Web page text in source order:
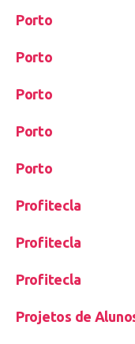
Porto
Porto
Porto
Porto
Porto
Profitecla
Profitecla
Profitecla
Projetos de